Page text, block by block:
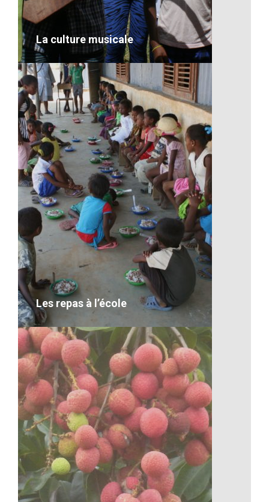
VOIR LE DÉTAIL
La culture musicale
La culture musicale
VOIR LE DÉTAIL
Les repas à l’école